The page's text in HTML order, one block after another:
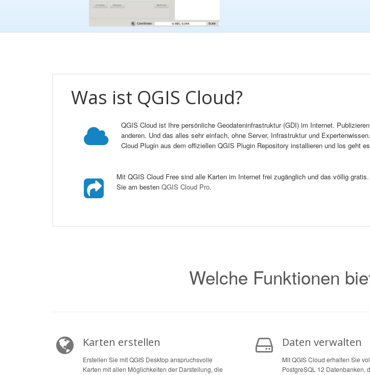
Was ist QGIS Cloud?
QGIS Cloud ist Ihre persönliche Geodateninfrastruktur (GDI) im Internet.
anderen. Und das alles sehr einfach, ohne Server, Infrastruktur und
Cloud Plugin aus dem offiziellen QGIS Plugin Repository installieren und los geht
Mit QGIS Cloud Free sind alle Karten im Internet frei zugänglich und das völlig
Sie am besten QGIS Cloud Pro.
Welche Funktionen
Karten erstellen
Erstellen Sie mit QGIS Desktop anspruchsvolle
Karten mit allen Möglichkeiten der Darstellung, die
Daten verwalten
Mit QGIS Cloud erhalten Sie
PostgreSQL 12 Datenbanken,